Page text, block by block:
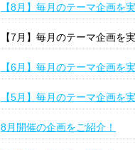
【8月】毎月のテーマ企画を
【7月】毎月のテーマ企画を
【6月】毎月のテーマ企画を
【5月】毎月のテーマ企画を
8月開催の企画をご紹介！